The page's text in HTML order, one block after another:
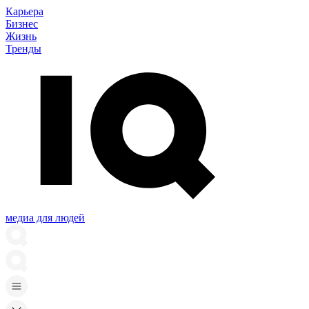
Карьера
Бизнес
Жизнь
Тренды
медиа для людей